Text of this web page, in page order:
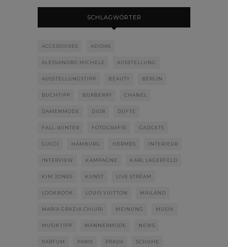
SCHLAGWÖRTER
ACCESSOIRES ADIDAS
ALESSANDRO MICHELE AUSSTELLUNG
AUSSTELLUNGSTIPP BEAUTY BERLIN
BUCHTIPP BURBERRY CHANEL
DAMENMODE DIOR DÜFTE
FALL-WINTER FOTOGRAFIE GADGETS
GUCCI HAMBURG HERMÈS INTERIEUR
INTERVIEW KAMPAGNE KARL LAGERFELD
KIM JONES KUNST LIVE STREAM
LOOKBOOK LOUIS VUITTON MAILAND
MARIA GRAZIA CHIURI MEINUNG MUSIK
MUSIKTIPP MÄNNERMODE NEWS
PARFUM PARIS PRADA SCHUHE